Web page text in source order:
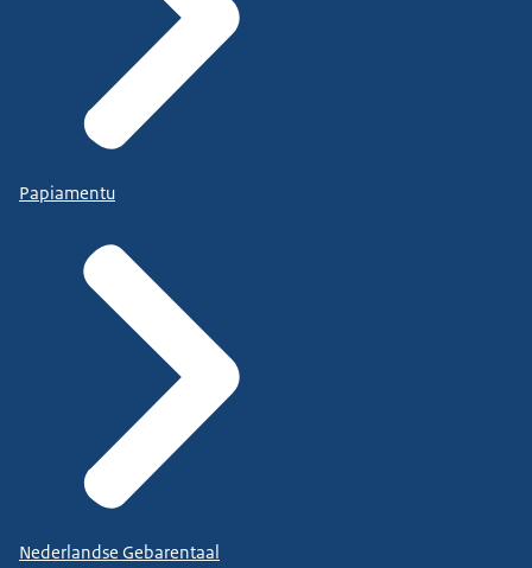
Papiamentu
Nederlandse Gebarentaal